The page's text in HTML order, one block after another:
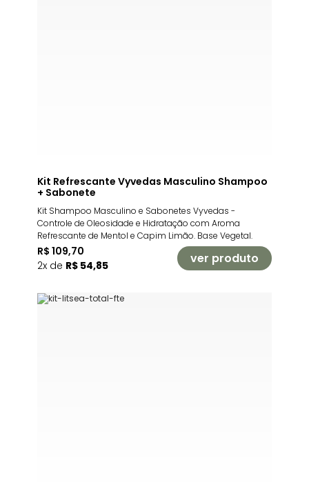
Kit Refrescante Vyvedas Masculino Shampoo
+ Sabonete
Kit Shampoo Masculino e Sabonetes Vyvedas -
Controle de Oleosidade e Hidratação com Aroma
Refrescante de Mentol e Capim Limão. Base Vegetal.
R$ 109,70
2x de R$ 54,85 ver produto